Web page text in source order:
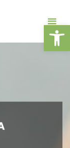
Deschide